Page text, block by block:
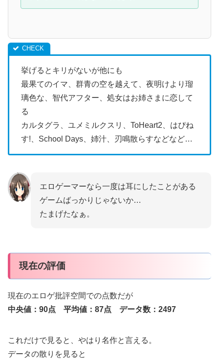
挙げるとキリがないが他にも
最果てのイマ、群青の空を越えて、夜明けより瑠
璃色な、智代アフター、処女はお姉さまに恋して
る
カルタグラ、ユメミルクスリ、ToHeart2、はぴね
す!、School Days、姉汁、刃鳴散らすなどなど…
エロゲーマーなら一度は耳にしたことがある
ゲームばっかりじゃないか…
たまげたなぁ。
現在の評価
現在のエロゲ批評空間での点数だが
中央値：90点 平均値：87点 データ数：2497
これだけで見ると、やはり名作と言える。
データの散りを見ると